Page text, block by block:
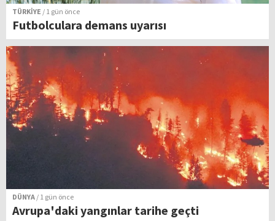
TÜRKİYE / 1 gün önce
Futbolculara demans uyarısı
DÜNYA / 1 gün önce
Avrupa'daki yangınlar tarihe geçti